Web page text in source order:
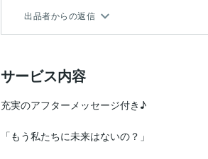
出品者からの返信
サービス内容
充実のアフターメッセージ付き♪
「もう私たちに未来はないの？」